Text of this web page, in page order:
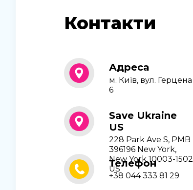
Контакти
Адреса
м. Київ, вул. Герцена
6
Save Ukraine
US
228 Park Ave S, PMB
396196 New York,
New York 10003-1502
US
Телефон
+38 044 333 81 29